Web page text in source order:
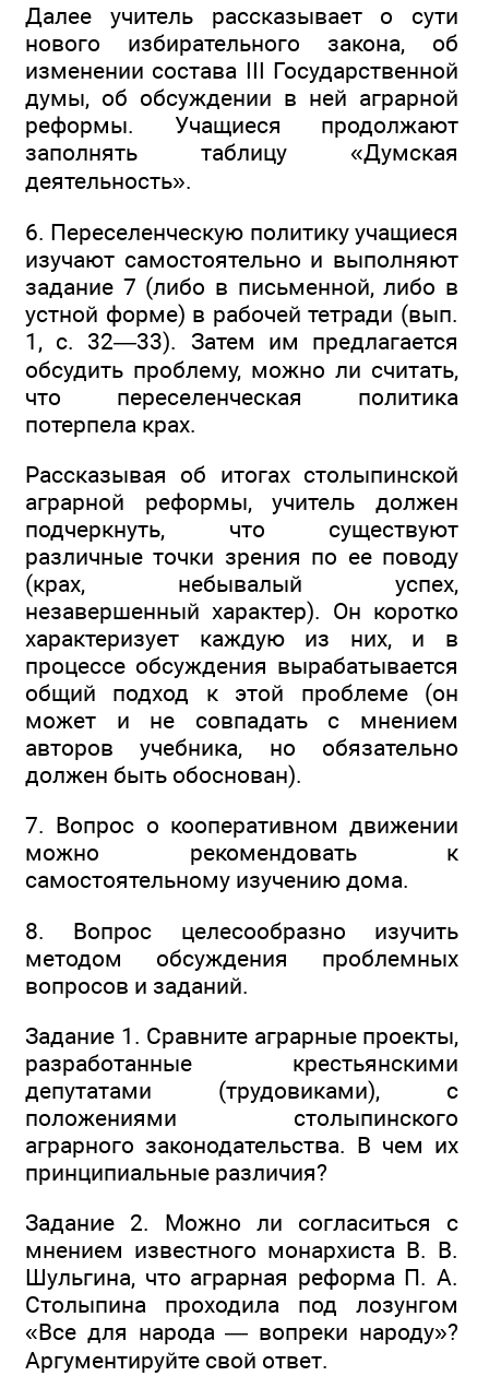
Далее учитель рассказывает о сути
нового избирательного закона, об
изменении состава III Государственной
думы, об обсуждении в ней аграрной
реформы. Учащиеся продолжают
заполнять таблицу «Думская
деятельность».
6. Переселенческую политику учащиеся
изучают самостоятельно и выполняют
задание 7 (либо в письменной, либо в
устной форме) в рабочей тетради (вып.
1, с. 32—33). Затем им предлагается
обсудить проблему, можно ли считать,
что переселенческая политика
потерпела крах.
Рассказывая об итогах столыпинской
аграрной реформы, учитель должен
подчеркнуть, что существуют
различные точки зрения по ее поводу
(крах, небывалый успех,
незавершенный характер). Он коротко
характеризует каждую из них, и в
процессе обсуждения вырабатывается
общий подход к этой проблеме (он
может и не совпадать с мнением
авторов учебника, но обязательно
должен быть обоснован).
7. Вопрос о кооперативном движении
можно рекомендовать к
самостоятельному изучению дома.
8. Вопрос целесообразно изучить
методом обсуждения проблемных
вопросов и заданий.
Задание 1. Сравните аграрные проекты,
разработанные крестьянскими
депутатами (трудовиками), с
положениями столыпинского
аграрного законодательства. В чем их
принципиальные различия?
Задание 2. Можно ли согласиться с
мнением известного монархиста В. В.
Шульгина, что аграрная реформа П. А.
Столыпина проходила под лозунгом
«Все для народа — вопреки народу»?
Аргументируйте свой ответ.